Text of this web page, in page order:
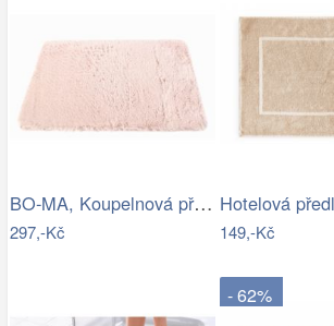
BO-MA, Koupelnová předložka Rabbit New…
297,-Kč 149,-Kč
- 62%